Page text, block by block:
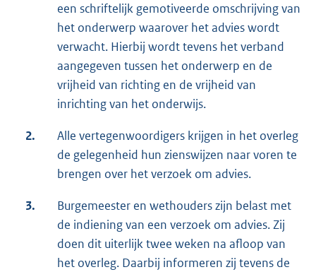
een schriftelijk gemotiveerde omschrijving van
het onderwerp waarover het advies wordt
verwacht. Hierbij wordt tevens het verband
aangegeven tussen het onderwerp en de
vrijheid van richting en de vrijheid van
inrichting van het onderwijs.
2.
Alle vertegenwoordigers krijgen in het overleg
de gelegenheid hun zienswijzen naar voren te
brengen over het verzoek om advies.
3.
Burgemeester en wethouders zijn belast met
de indiening van een verzoek om advies. Zij
doen dit uiterlijk twee weken na afloop van
het overleg. Daarbij informeren zij tevens de